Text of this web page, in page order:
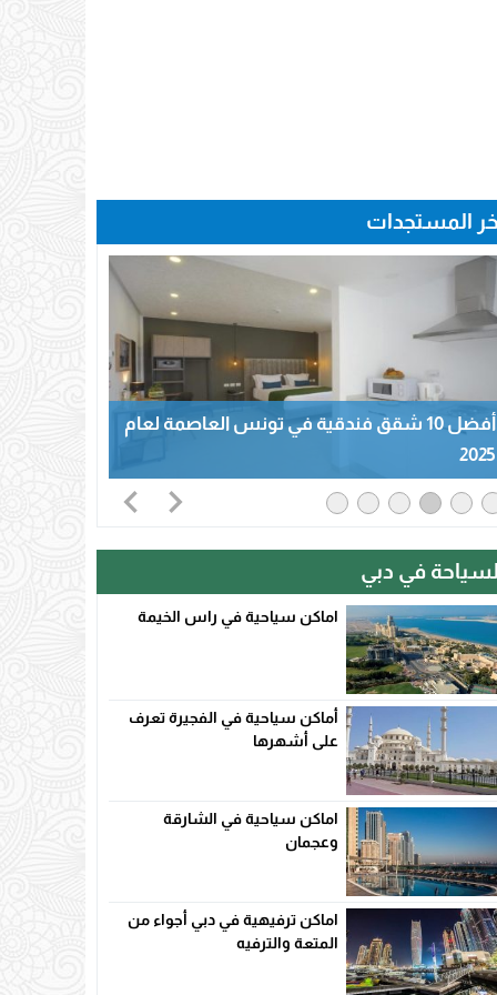
المستجدات
أفضل 10 شقق فندقية في تونس العاصمة لعام
2025
في دبي
اماكن سياحية في راس الخيمة
أماكن سياحية في الفجيرة تعرف
على أشهرها
اماكن سياحية في الشارقة
وعجمان
اماكن ترفيهية في دبي أجواء من
المتعة والترفيه